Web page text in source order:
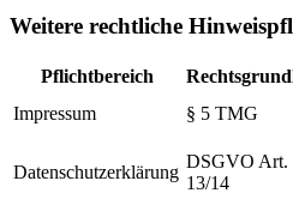
Weitere rechtliche
Pflichtbereich
Impressum
§ 5 TMG
Datenschutzerklärung
DSGVO Art.
13/14